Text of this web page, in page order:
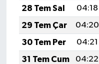
28 Tem Sal
04:18
29 Tem Çar
04:20
30 Tem Per
04:21
31 Tem Cum
04:22